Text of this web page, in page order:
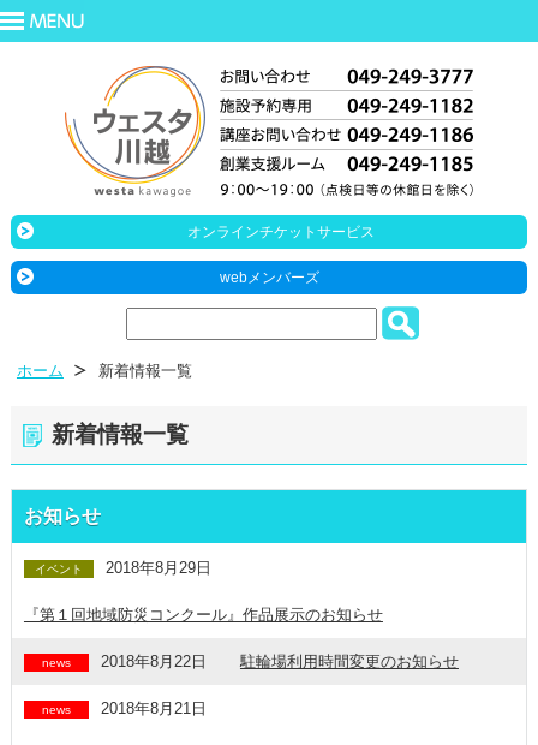
オンラインチケットサービス
webメンバーズ
ホーム 新着情報一覧
新着情報一覧
お知らせ
イベント 2018年8月29日
『第１回地域防災コンクール』作品展示のお知らせ
news 2018年8月22日 駐輪場利用時間変更のお知らせ
news 2018年8月21日